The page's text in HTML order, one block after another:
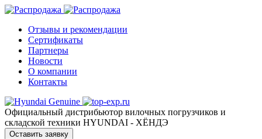
Отзывы и рекомендации
Сертификаты
Партнеры
Новости
О компании
Контакты
Официальный дистрибьютор вилочных погрузчиков и
складской техники HYUNDAI - ХЁНДЭ
Оставить заявку